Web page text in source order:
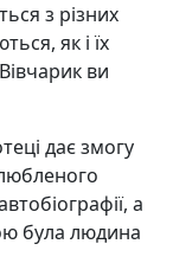
з різних
як і їх
ви
дає змогу
а
була людина